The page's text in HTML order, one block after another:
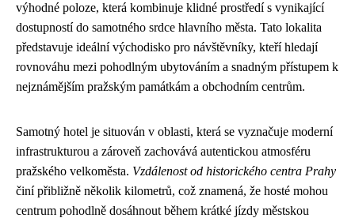
výhodné poloze, která kombinuje klidné prostředí s vynikající
dostupností do samotného srdce hlavního města. Tato lokalita
představuje ideální východisko pro návštěvníky, kteří hledají
rovnováhu mezi pohodlným ubytováním a snadným přístupem k
nejznámějším pražským památkám a obchodním centrům.
Samotný hotel je situován v oblasti, která se vyznačuje moderní
infrastrukturou a zároveň zachovává autentickou atmosféru
pražského velkoměsta. Vzdálenost od historického centra Prahy
činí přibližně několik kilometrů, což znamená, že hosté mohou
centrum pohodlně dosáhnout během krátké jízdy městskou